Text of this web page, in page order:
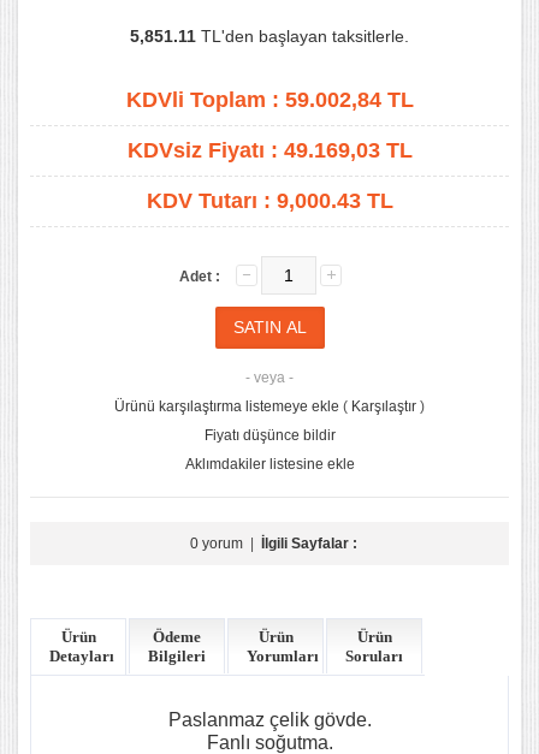
5,851.11 TL'den başlayan taksitlerle.
KDVli Toplam : 59.002,84TL
KDVsiz Fiyatı : 49.169,03TL
KDV Tutarı : 9,000.43 TL
Adet :
- veya -
Ürünü karşılaştırma listemeye ekle ( Karşılaştır )
Fiyatı düşünce bildir
Aklımdakiler listesine ekle
0 yorum| İlgili Sayfalar :
Ürün
Detayları
Ödeme
Bilgileri
Ürün
Yorumları
Ürün
Soruları
Paslanmaz çelik gövde.
Fanlı soğutma.